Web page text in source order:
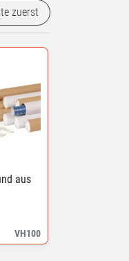
zuerst
aus
VH100